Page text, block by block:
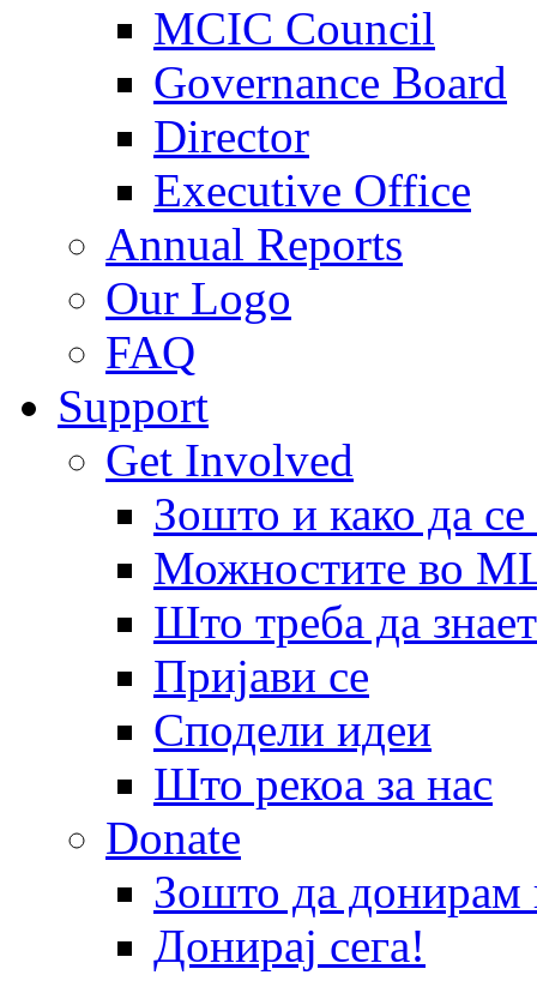
MCIC Council
Governance Board
Director
Executive Office
Annual Reports
Our Logo
FAQ
Support
Get Involved
Зошто и како да
Можностите во
Што треба да
Пријави се
Сподели идеи
Што рекоа за нас
Donate
Зошто да
Донирај сега!